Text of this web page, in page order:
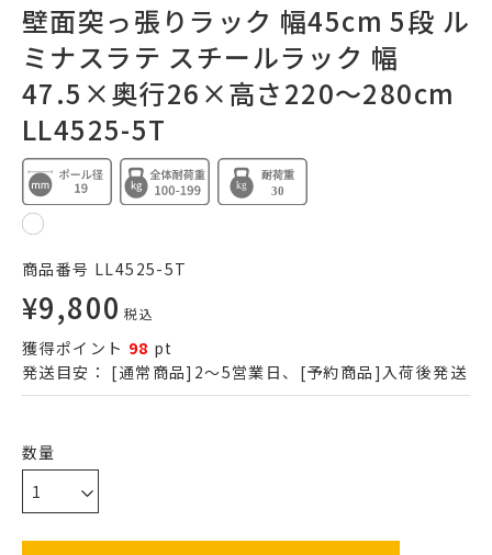
壁面突っ張りラック 幅45cm 5段 ル
ミナスラテ スチールラック 幅
47.5×奥行26×高さ220～280cm
LL4525-5T
商品番号 LL4525-5T
¥9,800 税込
獲得ポイント 98 pt
発送目安： [通常商品]2～5営業日、[予約商品]入荷後発送